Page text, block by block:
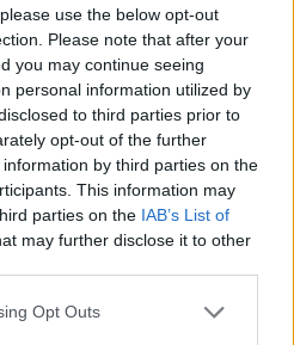
use the below opt-out
Please note that after your
you may continue seeing
personal information utilized by
to third parties prior to
opt-out of the further
by third parties on the
This information may
parties on the IAB’s List of
may further disclose it to other
app uses one or more Google
Opt Outs